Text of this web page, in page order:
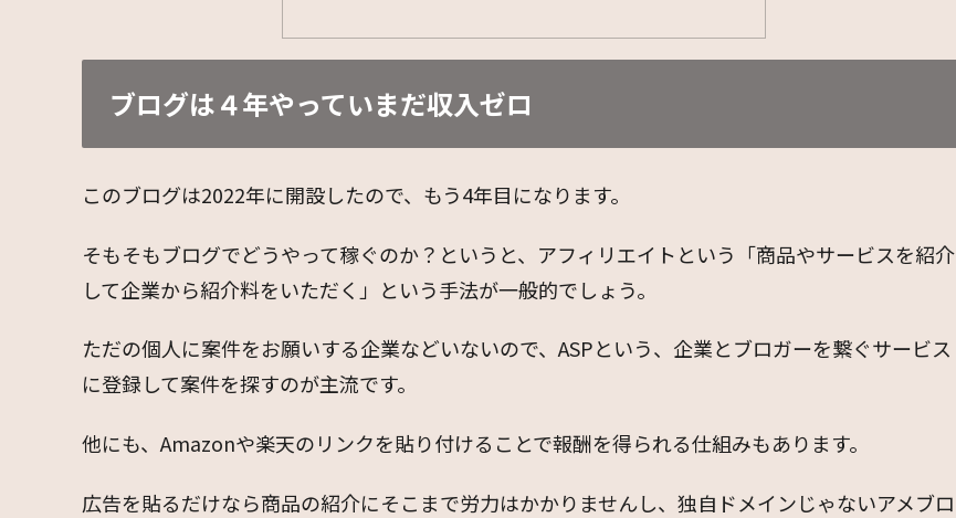
ブログは４年やっていまだ収入ゼロ
このブログは2022年に開設したので、もう4年目になります。
そもそもブログでどうやって稼ぐのか？というと、アフィリエイトという「商品やサービスを紹介
して企業から紹介料をいただく」という手法が一般的でしょう。
ただの個人に案件をお願いする企業などいないので、ASPという、企業とブロガーを繋ぐサービス
に登録して案件を探すのが主流です。
他にも、Amazonや楽天のリンクを貼り付けることで報酬を得られる仕組みもあります。
広告を貼るだけなら商品の紹介にそこまで労力はかかりませんし、独自ドメインじゃないアメブロ